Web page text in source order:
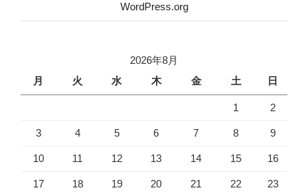
WordPress.org
2026年8月
月
火 水 木 金 土 日
1 2
3 4 5 6 7 8 9
10 11 12 13 14 15 16
17 18 19 20 21 22 23